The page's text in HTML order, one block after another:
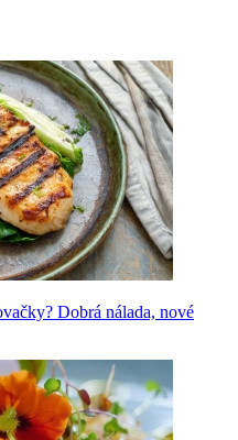
Dobrá nálada, nové